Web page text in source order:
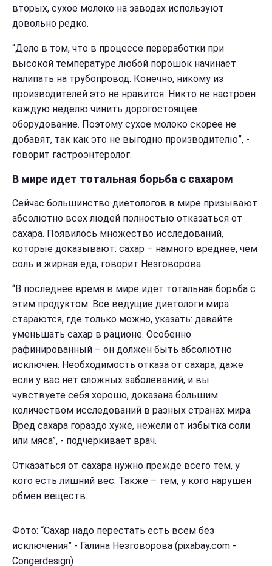
вторых, сухое молоко на заводах используют
довольно редко.
“Дело в том, что в процессе переработки при
высокой температуре любой порошок начинает
налипать на трубопровод. Конечно, никому из
производителей это не нравится. Никто не настроен
каждую неделю чинить дорогостоящее
оборудование. Поэтому сухое молоко скорее не
добавят, так как это не выгодно производителю”, -
говорит гастроэнтеролог.
В мире идет тотальная борьба с сахаром
Сейчас большинство диетологов в мире призывают
абсолютно всех людей полностью отказаться от
сахара. Появилось множество исследований,
которые доказывают: сахар – намного вреднее, чем
соль и жирная еда, говорит Незговорова.
“В последнее время в мире идет тотальная борьба с
этим продуктом. Все ведущие диетологи мира
стараются, где только можно, указать: давайте
уменьшать сахар в рационе. Особенно
рафинированный – он должен быть абсолютно
исключен. Необходимость отказа от сахара, даже
если у вас нет сложных заболеваний, и вы
чувствуете себя хорошо, доказана большим
количеством исследований в разных странах мира.
Вред сахара гораздо хуже, нежели от избытка соли
или мяса”, - подчеркивает врач.
Отказаться от сахара нужно прежде всего тем, у
кого есть лишний вес. Также – тем, у кого нарушен
обмен веществ.
Фото: “Сахар надо перестать есть всем без
исключения” - Галина Незговорова (pixabay.com -
Congerdesign)